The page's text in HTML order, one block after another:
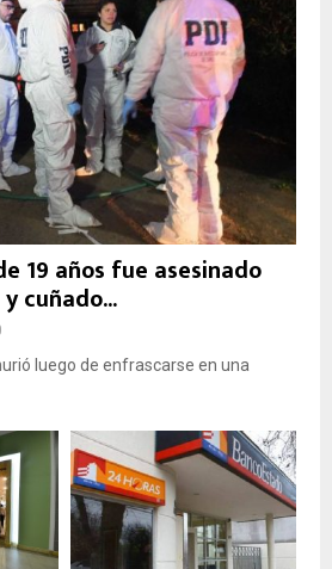
19 años fue asesinado
cuñado...
luego de enfrascarse en una